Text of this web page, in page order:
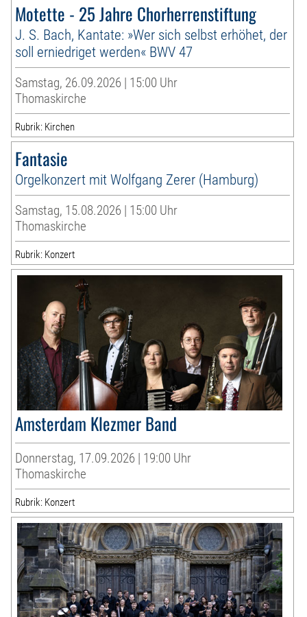
Motette - 25 Jahre Chorherrenstiftung
J. S. Bach, Kantate: »Wer sich selbst erhöhet, der
soll erniedriget werden« BWV 47
Samstag, 26.09.2026 | 15:00 Uhr
Thomaskirche
Rubrik: Kirchen
Fantasie
Orgelkonzert mit Wolfgang Zerer (Hamburg)
Samstag, 15.08.2026 | 15:00 Uhr
Thomaskirche
Rubrik: Konzert
Amsterdam Klezmer Band
Donnerstag, 17.09.2026 | 19:00 Uhr
Thomaskirche
Rubrik: Konzert